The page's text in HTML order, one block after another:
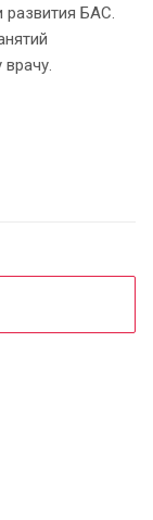
развития БАС.